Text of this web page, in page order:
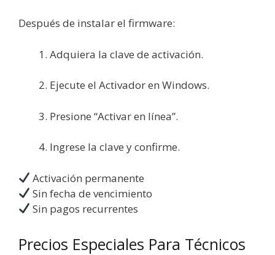
Después de instalar el firmware:
Adquiera la clave de activación.
Ejecute el Activador en Windows.
Presione “Activar en línea”.
Ingrese la clave y confirme.
Activación permanente
Sin fecha de vencimiento
Sin pagos recurrentes
Precios Especiales Para Técnicos